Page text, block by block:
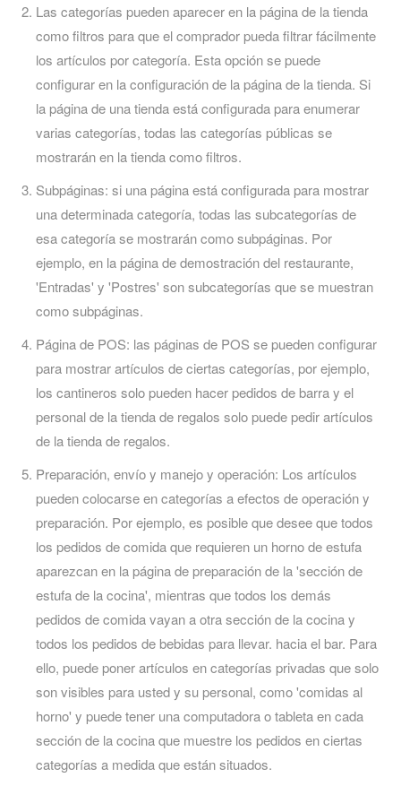
Las categorías pueden aparecer en la página de la tienda
como filtros para que el comprador pueda filtrar fácilmente
los artículos por categoría. Esta opción se puede
configurar en la configuración de la página de la tienda. Si
la página de una tienda está configurada para enumerar
varias categorías, todas las categorías públicas se
mostrarán en la tienda como filtros.
Subpáginas: si una página está configurada para mostrar
una determinada categoría, todas las subcategorías de
esa categoría se mostrarán como subpáginas. Por
ejemplo, en la página de demostración del restaurante,
'Entradas' y 'Postres' son subcategorías que se muestran
como subpáginas.
Página de POS: las páginas de POS se pueden configurar
para mostrar artículos de ciertas categorías, por ejemplo,
los cantineros solo pueden hacer pedidos de barra y el
personal de la tienda de regalos solo puede pedir artículos
de la tienda de regalos.
Preparación, envío y manejo y operación: Los artículos
pueden colocarse en categorías a efectos de operación y
preparación. Por ejemplo, es posible que desee que todos
los pedidos de comida que requieren un horno de estufa
aparezcan en la página de preparación de la 'sección de
estufa de la cocina', mientras que todos los demás
pedidos de comida vayan a otra sección de la cocina y
todos los pedidos de bebidas para llevar. hacia el bar. Para
ello, puede poner artículos en categorías privadas que solo
son visibles para usted y su personal, como 'comidas al
horno' y puede tener una computadora o tableta en cada
sección de la cocina que muestre los pedidos en ciertas
categorías a medida que están situados.